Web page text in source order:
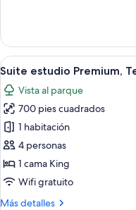
estudio
junior,
Terraza
Abrir
todas
las
fotos
de
Suite
estudio
Premium,
Terraza
10
Suite estudio Premium,
Vista al parque
700 pies cuadrados
1 habitación
4 personas
1 cama King
Wifi gratuito
Más detalles
Más